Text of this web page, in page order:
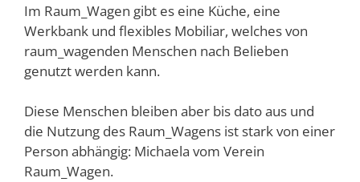
Im Raum_Wagen gibt es eine Küche, eine
Werkbank und flexibles Mobiliar, welches von
raum_wagenden Menschen nach Belieben
genutzt werden kann.
Diese Menschen bleiben aber bis dato aus und
die Nutzung des Raum_Wagens ist stark von einer
Person abhängig: Michaela vom Verein
Raum_Wagen.